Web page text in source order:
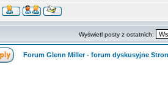
Wyświetl posty z ostatnich:
Forum Glenn Miller - forum dyskusyjne